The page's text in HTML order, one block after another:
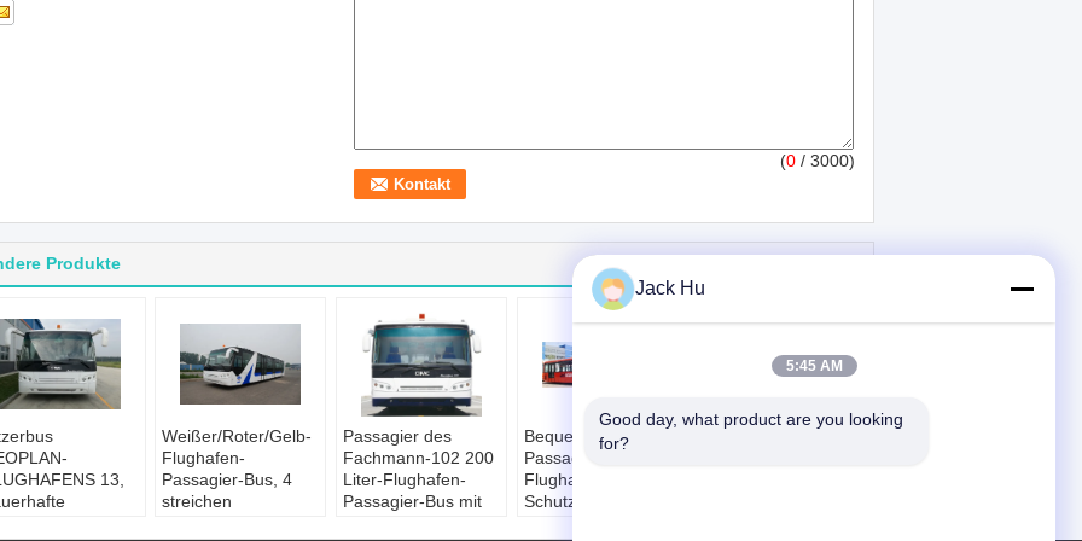
(0 / 3000)
Produkte
13,
Weißer/Roter/Gelb-
Flughafen-
Passagier-Bus, 4
streichen
Passagier des
Fachmann-102 200
Liter-Flughafen-
Passagier-Bus mit
Bequemer 77
Passagier-
Flughafen-
Schutzblech-Bus-
Jack Hu
5:45 AM
Good day, what product are you looking
for?